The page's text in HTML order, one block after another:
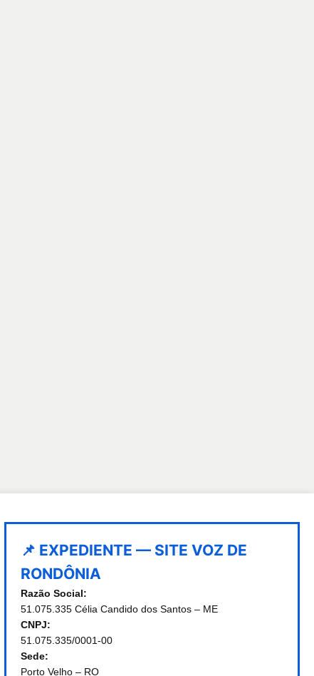
📌 EXPEDIENTE — SITE VOZ DE
RONDÔNIA
Razão Social:
51.075.335 Célia Candido dos Santos – ME
CNPJ:
51.075.335/0001-00
Sede:
Porto Velho – RO